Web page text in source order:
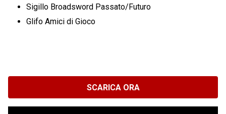
Sigillo Broadsword Passato/Futuro
Glifo Amici di Gioco
SCARICA ORA